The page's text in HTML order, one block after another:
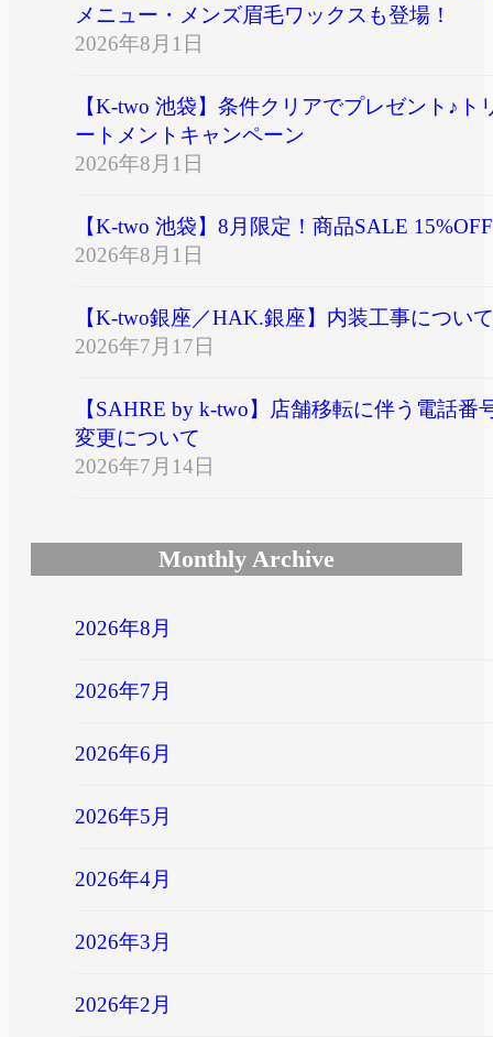
メニュー・メンズ眉毛ワックスも登場！
2026年8月1日
【K-two 池袋】条件クリアでプレゼント♪ト
ートメントキャンペーン
2026年8月1日
【K-two 池袋】8月限定！商品SALE 15%OFF
2026年8月1日
【K-two銀座／HAK.銀座】内装工事について
2026年7月17日
【SAHRE by k-two】店舗移転に伴う電話番
変更について
2026年7月14日
Monthly Archive
2026年8月
2026年7月
2026年6月
2026年5月
2026年4月
2026年3月
2026年2月